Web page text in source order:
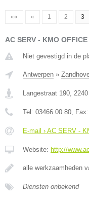
«« « 1 2 3
AC SERV - KMO
Niet gevestigd in de
Antwerpen »
Langestraat 190, 2240
Tel: 03466 00 80, Fax:
E-mail › AC SERV -
Website: http://
alle werkzaamheden
Diensten onbekend